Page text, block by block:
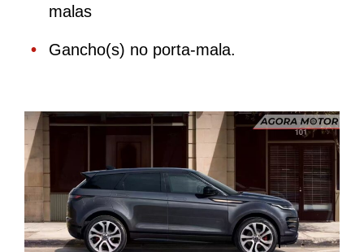
malas
Gancho(s) no porta-mala.